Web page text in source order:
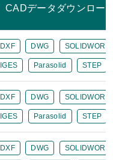
CADデータダウンロー
DXF DWG
IGES Parasolid STEP
DXF DWG
IGES Parasolid STEP
DXF DWG